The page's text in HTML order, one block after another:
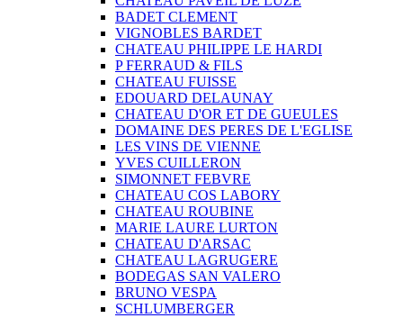
BADET CLEMENT
VIGNOBLES BARDET
CHATEAU PHILIPPE LE HARDI
P FERRAUD & FILS
CHATEAU FUISSE
EDOUARD DELAUNAY
CHATEAU D'OR ET DE GUEULES
DOMAINE DES PERES DE L'EGLISE
LES VINS DE VIENNE
YVES CUILLERON
SIMONNET FEBVRE
CHATEAU COS LABORY
CHATEAU ROUBINE
MARIE LAURE LURTON
CHATEAU D'ARSAC
CHATEAU LAGRUGERE
BODEGAS SAN VALERO
BRUNO VESPA
SCHLUMBERGER